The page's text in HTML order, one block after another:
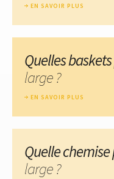
EN SAVOIR PLUS
Quelles
large ?
EN SAVOIR PLUS
Quelle
large ?